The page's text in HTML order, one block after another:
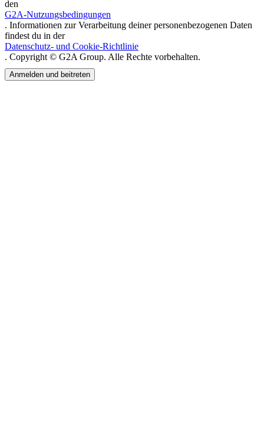
den
G2A-Nutzungsbedingungen
. Informationen zur Verarbeitung deiner personenbezogenen Daten
findest du in der
Datenschutz- und Cookie-Richtlinie
. Copyright © G2A Group. Alle Rechte vorbehalten.
Anmelden und beitreten